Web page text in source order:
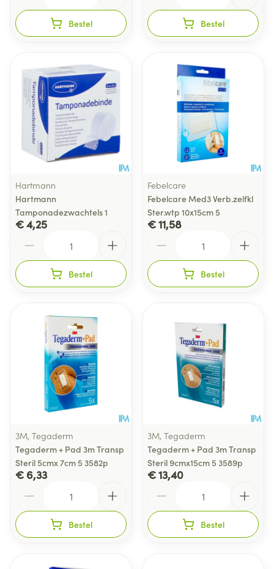
Bestel Bestel
Hartmann
Hartmann
Tamponadezwachtels 1
€ 4,25
Bestel
Febelcare
Febelcare Med3 Verb.zelfkl
Ster.wtp 10x15cm 5
€ 11,58
Bestel
3M, Tegaderm
Tegaderm + Pad 3m Transp
Steril 5cmx 7cm 5 3582p
€ 6,33
Bestel
3M, Tegaderm
Tegaderm + Pad 3m Transp
Steril 9cmx15cm 5 3589p
€ 13,40
Bestel